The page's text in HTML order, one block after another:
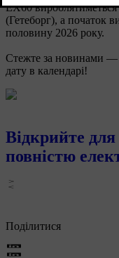
EX60
(Гетеборг), а початок
половину 2026 року.
Стежте за новинами —
дату в календарі!
Відкрийте
повністю
Поділитися